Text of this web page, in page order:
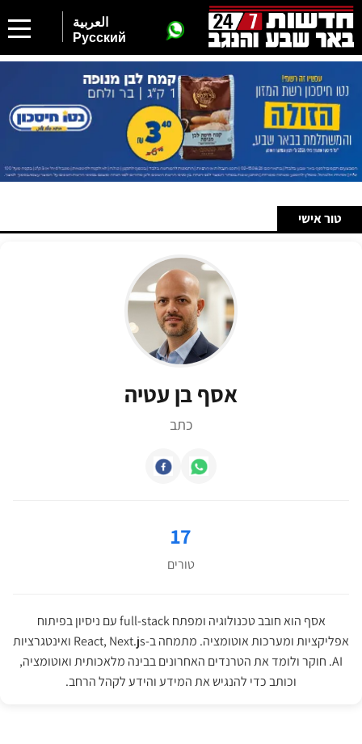
العربية
Русский
טור אישי
אסף בן עטיה
כתב
17
טורים
אסף הוא חובב טכנולוגיה ומפתח full-stack עם ניסיון בפיתוח
אפליקציות ומערכות אוטומציה. מתמחה ב-React, Next.js ואינטגרציות
AI. חוקר ולומד את הטרנדים האחרונים בבינה מלאכותית ואוטומציה,
וכותב כדי להנגיש את המידע והידע לקהל הרחב.